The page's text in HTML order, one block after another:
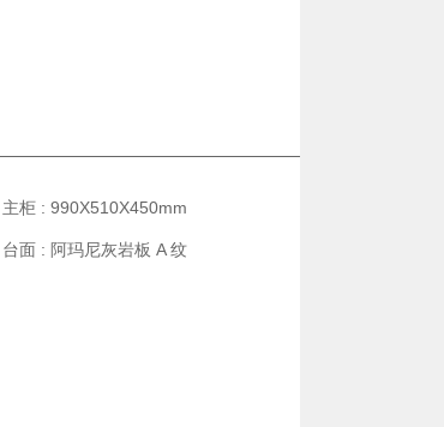
主柜 : 990X510X450mm
台面 : 阿玛尼灰岩板 A 纹